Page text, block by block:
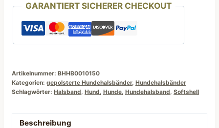
Reh
Motiv
Größen
45
cm
GARANTIERT SICHERER CHECKOUT
Artikelnummer: BHHB0010150
Kategorien: gepolsterte Hundehalsbänder, Hundehalsbänder
Schlagwörter: Halsband, Hund, Hunde, Hundehalsband, Softshell
Beschreibung